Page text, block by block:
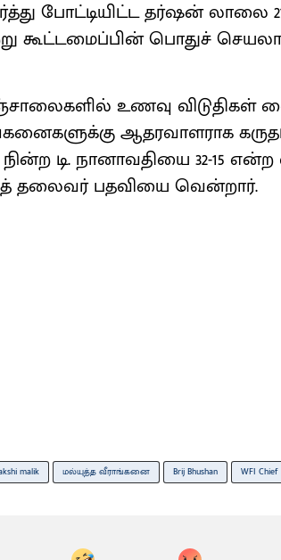
போட்டியிட்ட தர்ஷன் லாலை
கூட்டமைப்பின் பொதுச்
உணவு விடுதிகள்
ஆதரவாளராக
டி. நானாவதியை 32-15
தலைவர் பதவியை வென்றார்.
malik மல்யுத்த வீராங்கனை Brij Bhushan WFI Chief